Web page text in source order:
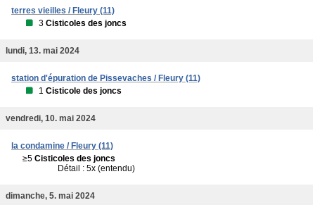
terres vieilles / Fleury (11)
3 Cisticoles des joncs
lundi, 13. mai 2024
station d'épuration de Pissevaches / Fleury (11)
1 Cisticole des joncs
vendredi, 10. mai 2024
la condamine / Fleury (11)
≥5 Cisticoles des joncs
Détail : 5x (entendu)
dimanche, 5. mai 2024